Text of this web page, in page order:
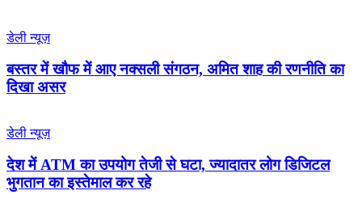
डेली न्यूज़
बस्तर में खौफ में आए नक्सली संगठन, अमित शाह की रणनीति का
दिखा असर
डेली न्यूज़
देश में ATM का उपयोग तेजी से घटा, ज्यादातर लोग डिजिटल
भुगतान का इस्तेमाल कर रहे